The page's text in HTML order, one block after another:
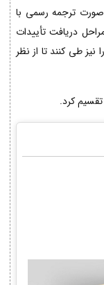
ترجمه رسمی با
دریافت تأییدات
طی کنند تا از نظر
کرد.